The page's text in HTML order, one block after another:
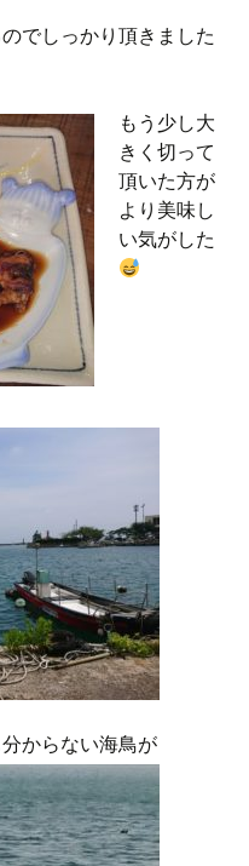
でしっかり頂きました
もう少し大
きく切って
頂いた方が
より美味し
い気がした
からない海鳥が